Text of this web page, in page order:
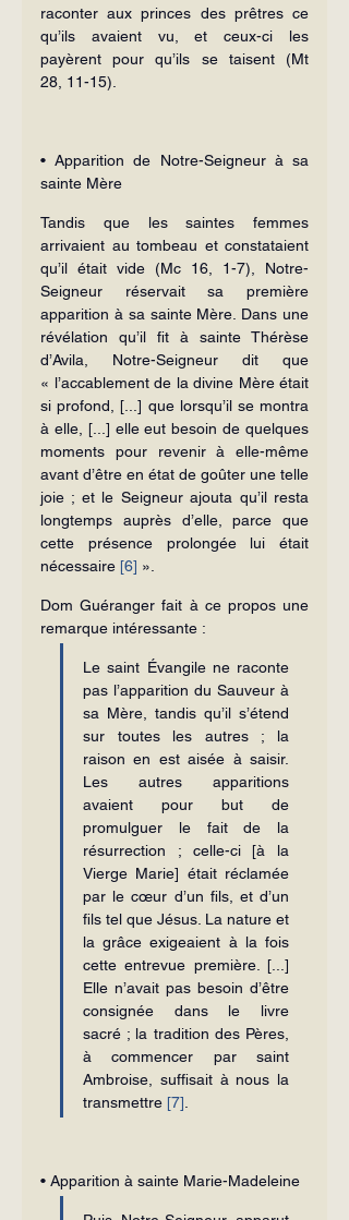
raconter aux princes des prêtres ce
qu’ils avaient vu, et ceux-ci les
payèrent pour qu’ils se taisent (Mt
28, 11-15).
• Apparition de Notre-Seigneur à sa
sainte Mère
Tandis que les saintes femmes
arrivaient au tombeau et constataient
qu’il était vide (Mc 16, 1-7), Notre-
Seigneur réservait sa première
apparition à sa sainte Mère. Dans une
révélation qu’il fit à sainte Thérèse
d’Avila, Notre-Seigneur dit que
« l’accablement de la divine Mère était
si profond, [...] que lorsqu’il se montra
à elle, [...] elle eut besoin de quelques
moments pour revenir à elle-même
avant d’être en état de goûter une telle
joie ; et le Seigneur ajouta qu’il resta
longtemps auprès d’elle, parce que
cette présence prolongée lui était
nécessaire [6] ».
Dom Guéranger fait à ce propos une
remarque intéressante :
Le saint Évangile ne raconte
pas l’apparition du Sauveur à
sa Mère, tandis qu’il s’étend
sur toutes les autres ; la
raison en est aisée à saisir.
Les autres apparitions
avaient pour but de
promulguer le fait de la
résurrection ; celle-ci [à la
Vierge Marie] était réclamée
par le cœur d’un fils, et d’un
fils tel que Jésus. La nature et
la grâce exigeaient à la fois
cette entrevue première. [...]
Elle n’avait pas besoin d’être
consignée dans le livre
sacré ; la tradition des Pères,
à commencer par saint
Ambroise, suffisait à nous la
transmettre [7]
• Apparition à sainte Marie-Madeleine